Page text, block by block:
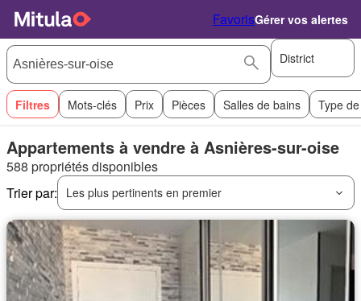
FavorisGérer vos alertes
District
Filtres Mots-clés Prix Pièces Salles de bains Type
Appartements à vendre à Asnières-sur-oise
588 propriétés disponibles
Trier par:
Les plus pertinents en premier